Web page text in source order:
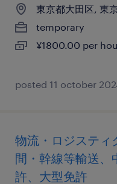
東京都大田区, 東
temporary
¥1800.00 per
posted 11 october
物流・ロジスティ
間・幹線等輸送、
許、大型免許